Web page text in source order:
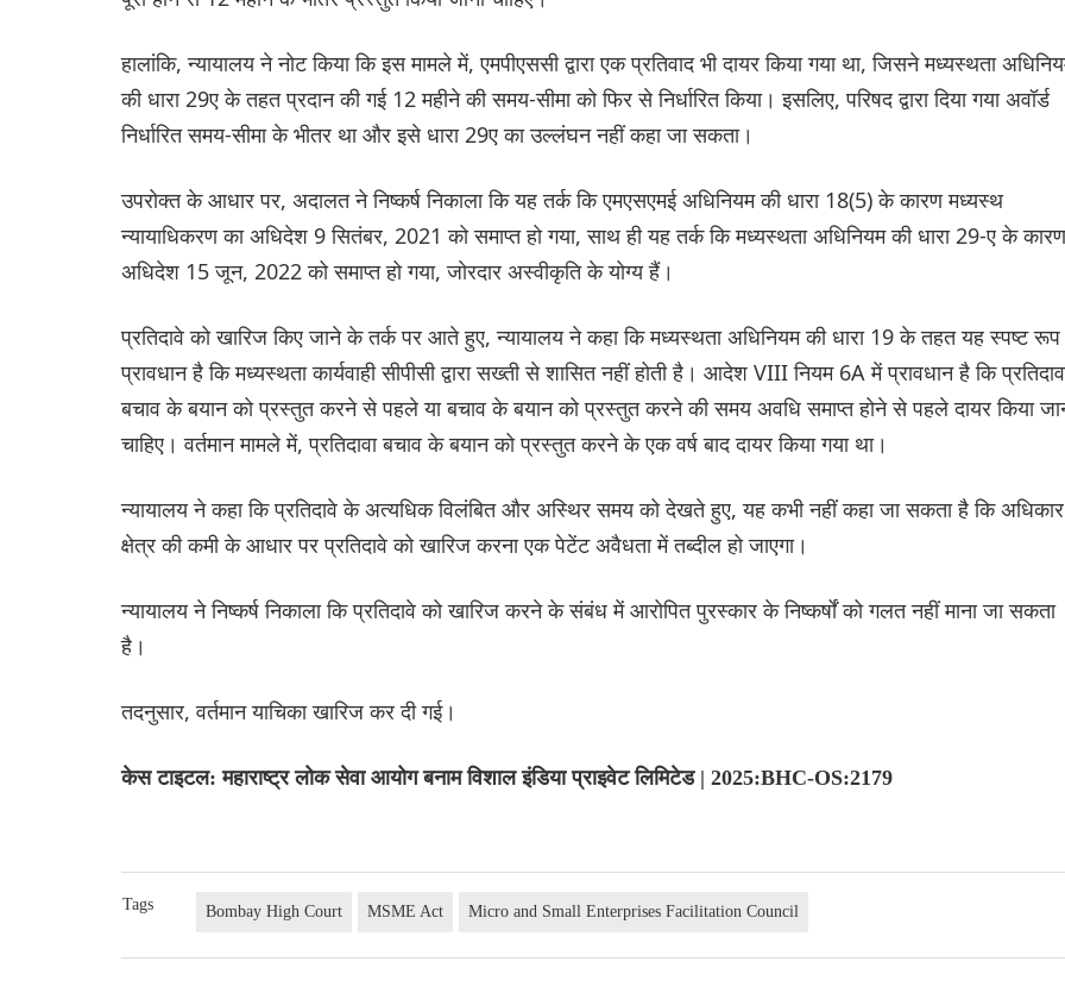
हालांकि, न्यायालय ने नोट किया कि इस मामले में, एमपीएससी द्वारा एक प्रतिवाद भी दायर किया गया था, जिसने मध्यस्थता
की धारा 29ए के तहत प्रदान की गई 12 महीने की समय-सीमा को फिर से निर्धारित किया। इसलिए, परिषद द्वारा दिया गया अवॉर्ड
निर्धारित समय-सीमा के भीतर था और इसे धारा 29ए का उल्लंघन नहीं कहा जा सकता।
उपरोक्त के आधार पर, अदालत ने निष्कर्ष निकाला कि यह तर्क कि एमएसएमई अधिनियम की धारा 18(5) के कारण मध्यस्थ
न्यायाधिकरण का अधिदेश 9 सितंबर, 2021 को समाप्त हो गया, साथ ही यह तर्क कि मध्यस्थता अधिनियम की धारा 29-ए के कारण
अधिदेश 15 जून, 2022 को समाप्त हो गया, जोरदार अस्वीकृति के योग्य हैं।
प्रतिदावे को खारिज किए जाने के तर्क पर आते हुए, न्यायालय ने कहा कि मध्यस्थता अधिनियम की धारा 19 के तहत यह स्पष्ट
प्रावधान है कि मध्यस्थता कार्यवाही सीपीसी द्वारा सख्ती से शासित नहीं होती है। आदेश VIII नियम 6A में प्रावधान है कि
बचाव के बयान को प्रस्तुत करने से पहले या बचाव के बयान को प्रस्तुत करने की समय अवधि समाप्त होने से पहले दायर किया
चाहिए। वर्तमान मामले में, प्रतिदावा बचाव के बयान को प्रस्तुत करने के एक वर्ष बाद दायर किया गया था।
न्यायालय ने कहा कि प्रतिदावे के अत्यधिक विलंबित और अस्थिर समय को देखते हुए, यह कभी नहीं कहा जा सकता है कि अधिकार
क्षेत्र की कमी के आधार पर प्रतिदावे को खारिज करना एक पेटेंट अवैधता में तब्दील हो जाएगा।
न्यायालय ने निष्कर्ष निकाला कि प्रतिदावे को खारिज करने के संबंध में आरोपित पुरस्कार के निष्कर्षों को गलत नहीं माना जा सकता
है।
तदनुसार, वर्तमान याचिका खारिज कर दी गई।
केस टाइटल: महाराष्ट्र लोक सेवा आयोग बनाम विशाल इंडिया प्राइवेट लिमिटेड | 2025:BHC-OS:2179
Tags Bombay High Court MSME Act Micro and Small Enterprises Facilitation Council